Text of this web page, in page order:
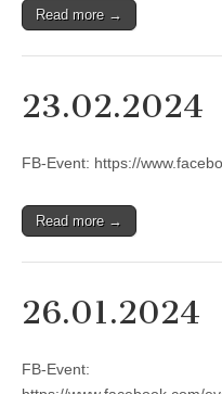
Read more →
23.02.2024
FB-Event: https://
Read more →
26.01.2024
FB-Event: